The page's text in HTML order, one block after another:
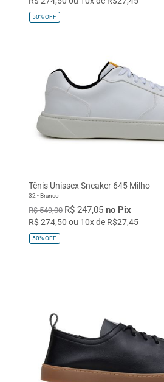
50%OFF
Tênis Unissex Sneaker 645 Milho
32 - Branco
R$ 549,00 R$ 247,05 no Pix
R$ 274,50 ou 10x de R$27,45
50%OFF